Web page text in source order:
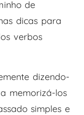
de
dicas para
verbos
dizendo-
memorizá-los
simples e